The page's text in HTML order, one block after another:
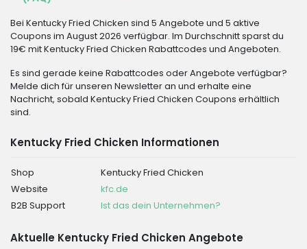
Bei Kentucky Fried Chicken sind 5 Angebote und 5 aktive
Coupons im August 2026 verfügbar. Im Durchschnitt sparst du
19€ mit Kentucky Fried Chicken Rabattcodes und Angeboten.
Es sind gerade keine Rabattcodes oder Angebote verfügbar?
Melde dich für unseren Newsletter an und erhalte eine
Nachricht, sobald Kentucky Fried Chicken Coupons erhältlich
sind.
Kentucky Fried Chicken Informationen
Shop
Kentucky Fried Chicken
Website
kfc.de
B2B Support
Ist das dein Unternehmen?
Aktuelle Kentucky Fried Chicken Angebote